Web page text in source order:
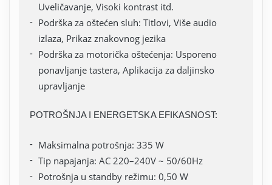
Uveličavanje, Visoki kontrast itd.
Podrška za oštećen sluh: Titlovi, Više audio
izlaza, Prikaz znakovnog jezika
Podrška za motorička oštećenja: Usporeno
ponavljanje tastera, Aplikacija za daljinsko
upravljanje
POTROŠNJA I ENERGETSKA EFIKASNOST:
Maksimalna potrošnja: 335 W
Tip napajanja: AC 220–240V ~ 50/60Hz
Potrošnja u standby režimu: 0,50 W